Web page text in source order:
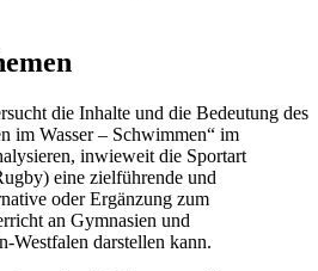
die Inhalte und die Bedeutung des
im Wasser – Schwimmen“ im
inwieweit die Sportart
eine zielführende und
oder Ergänzung zum
an Gymnasien und
Westfalen darstellen kann.